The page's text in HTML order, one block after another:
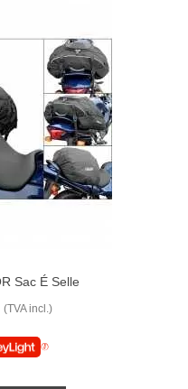
Sac É Selle
(TVA incl.)